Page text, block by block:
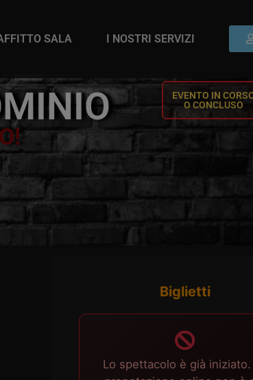
SALA I NOSTRI SERVIZI
EVENTO IN
O CONCLUSO
Biglietti
Lo spettacolo è già iniziato.